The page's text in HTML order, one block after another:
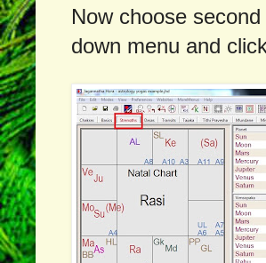
Now choose
down menu and